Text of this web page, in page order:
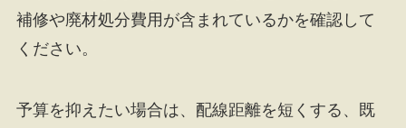
補修や廃材処分費用が含まれているかを確認して
ください。
予算を抑えたい場合は、配線距離を短くする、既